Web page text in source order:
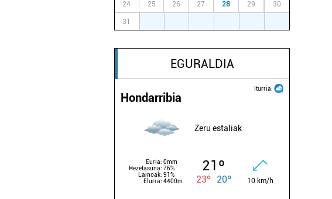
24 25 26 27 28 29 30
31
EGURALDIA
Iturria:
Hondarribia
Zeru estaliak
Euria: 0mm
Hezetasuna: 76%
Lainoak: 91%
Elurra: 4400m
21º
23º 20º 10 km/h